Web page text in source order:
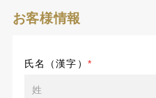
お客様情報
氏名（漢字） *